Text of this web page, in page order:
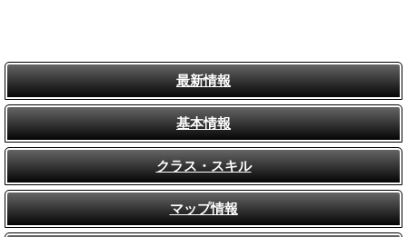
最新情報
基本情報
クラス・スキル
マップ情報